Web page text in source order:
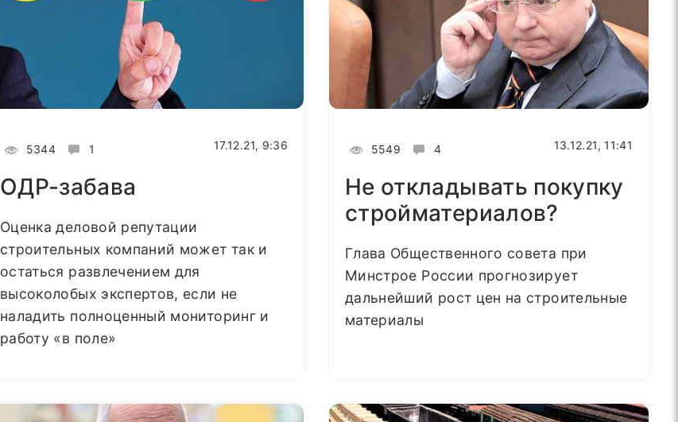
5344 1 17.12.21, 9:36
ОДР-забава
Оценка деловой репутации
строительных компаний может так и
остаться развлечением для
высоколобых экспертов, если не
наладить полноценный мониторинг и
работу «в поле»
5549 4 13.12.21, 11:41
Не откладывать покупку
стройматериалов?
Глава Общественного совета при
Минстрое России прогнозирует
дальнейший рост цен на строительные
материалы